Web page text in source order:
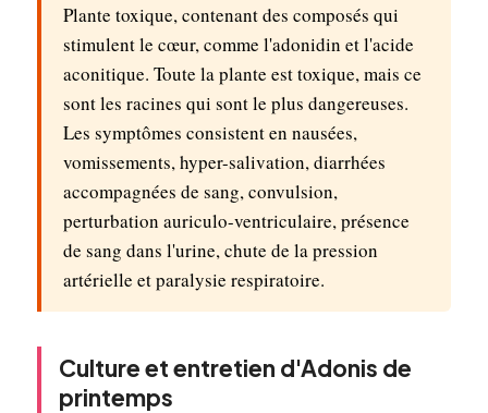
Plante toxique, contenant des composés qui
stimulent le cœur, comme l'adonidin et l'acide
aconitique. Toute la plante est toxique, mais ce
sont les racines qui sont le plus dangereuses.
Les symptômes consistent en nausées,
vomissements, hyper-salivation, diarrhées
accompagnées de sang, convulsion,
perturbation auriculo-ventriculaire, présence
de sang dans l'urine, chute de la pression
artérielle et paralysie respiratoire.
Culture et entretien d'Adonis de
printemps